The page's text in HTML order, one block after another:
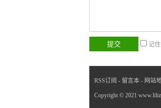
记
RSS订阅 - 留言本 - 网站
Copyright © 2021